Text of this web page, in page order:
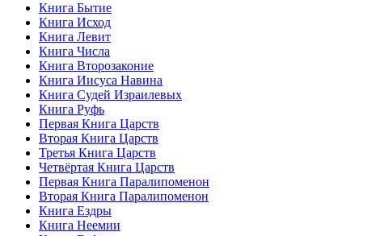
Книга Бытие
Книга Исход
Книга Левит
Книга Числа
Книга Второзаконие
Книга Иисуса Навина
Книга Судей Израилевых
Книга Руфь
Первая Книга Царств
Вторая Книга Царств
Третья Книга Царств
Четвёртая Книга Царств
Первая Книга Паралипоменон
Вторая Книга Паралипоменон
Книга Ездры
Книга Неемии